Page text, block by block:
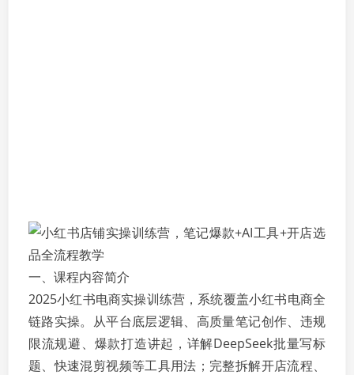
一、课程内容简介
2025小红书电商实操训练营，系统覆盖小红书电商全
链路实操。从平台底层逻辑、高质量笔记创作、违规
限流规避、爆款打造讲起，详解DeepSeek批量写标
题、快速混剪视频等工具用法；完整拆解开店流程、